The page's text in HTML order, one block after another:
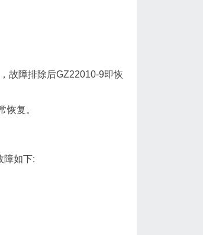
故障排除后GZ22010-9即恢
恢复。
障如下: